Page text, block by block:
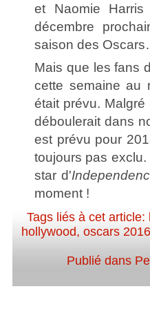
et Naomie
décembre
saison des
Mais que les fans
cette semaine au
était prévu.
déboulerait dans
est prévu pour
toujours pas
star d'
moment !
Tags liés à cet article:
hollywood,oscars 2016
Publié dans